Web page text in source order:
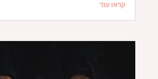
קראו עוד